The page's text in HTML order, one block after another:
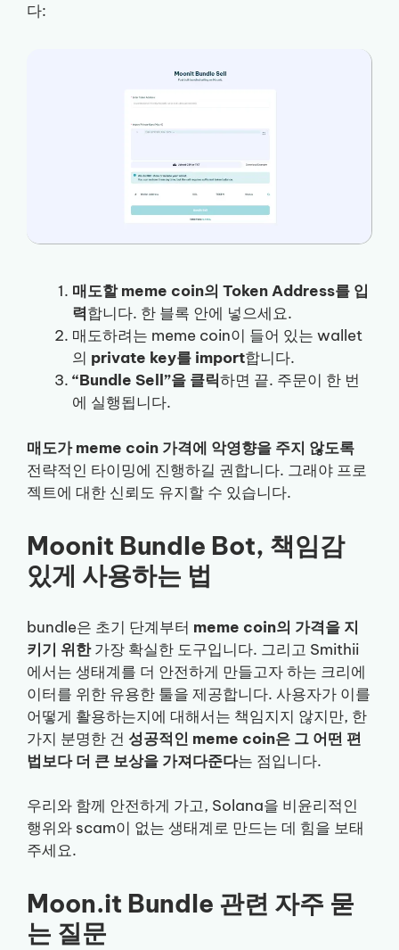
다:
매도할 meme coin의 Token Address를 입
력합니다. 한 블록 안에 넣으세요.
매도하려는 meme coin이 들어 있는 wallet
의 private key를 import합니다.
“Bundle Sell”을 클릭하면 끝. 주문이 한 번
에 실행됩니다.
매도가 meme coin 가격에 악영향을 주지 않도록
전략적인 타이밍에 진행하길 권합니다. 그래야 프로
젝트에 대한 신뢰도 유지할 수 있습니다.
Moonit Bundle Bot, 책임감
있게 사용하는 법
bundle은 초기 단계부터 meme coin의 가격을 지
키기 위한가장 확실한 도구입니다. 그리고 Smithii
에서는 생태계를 더 안전하게 만들고자 하는 크리에
이터를 위한 유용한 툴을 제공합니다. 사용자가 이를
어떻게 활용하는지에 대해서는 책임지지 않지만, 한
가지 분명한 건 성공적인 meme coin은 그 어떤 편
법보다 더 큰 보상을 가져다준다는 점입니다.
우리와 함께 안전하게 가고, Solana을 비윤리적인
행위와 scam이 없는 생태계로 만드는 데 힘을 보태
주세요.
Moon.it Bundle 관련 자주 묻
는 질문